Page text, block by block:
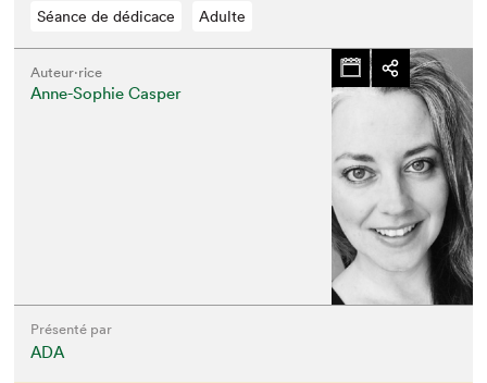
Séance de dédicace Adulte
Auteur·rice
Anne-Sophie Casper
Présenté par
ADA